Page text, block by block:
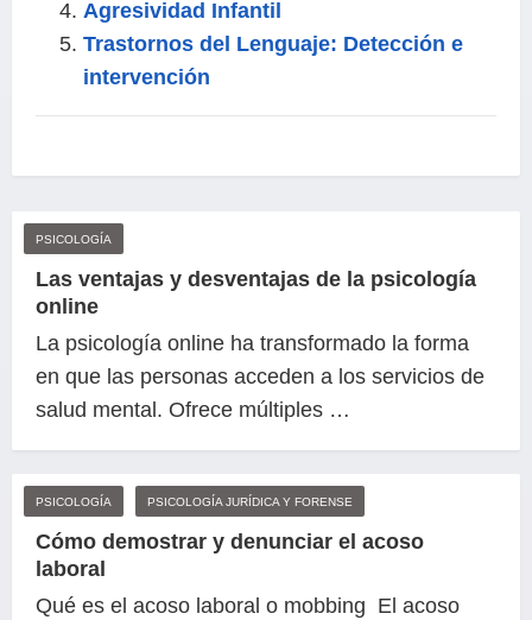
Agresividad Infantil
Trastornos del Lenguaje: Detección e
intervención
PSICOLOGÍA
Las ventajas y desventajas de la psicología
online
La psicología online ha transformado la forma
en que las personas acceden a los servicios de
salud mental. Ofrece múltiples …
PSICOLOGÍA PSICOLOGÍA JURÍDICA Y FORENSE
Cómo demostrar y denunciar el acoso
laboral
Qué es el acoso laboral o mobbing El acoso